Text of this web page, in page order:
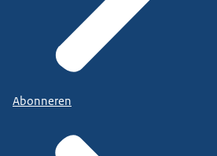
Abonneren